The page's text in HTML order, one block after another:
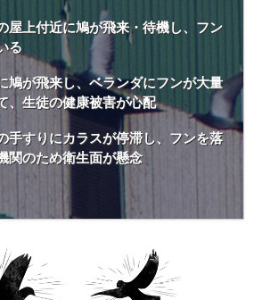
屋上付近に鳩が飛来・待機し、フン
る
鳩が飛来し、ベランダにフンが大量
、生徒の健康被害が心配
手すりにカラスが停滞し、フンを落
関のため衛生面が懸念